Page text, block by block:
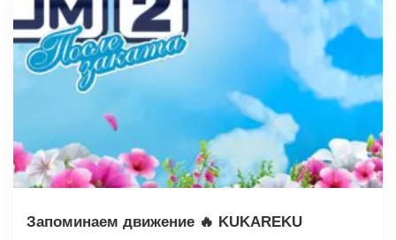
Запоминаем движение 🔥 KUKAREKU